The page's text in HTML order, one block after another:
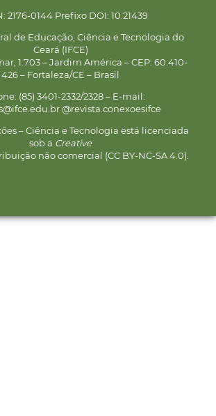
2176-0144 Prefixo DOI: 10.21439
de Educação, Ciência e Tecnologia do
Ceará (IFCE)
1.703 – Jardim América – CEP: 60.410-
426 – Fortaleza/CE – Brasil
(85) 3401-2332/2328 – E-mail:
@revista.conexoesifce
– Ciência e Tecnologia está licenciada
sob a Creative
não comercial (CC BY-NC-SA 4.0).